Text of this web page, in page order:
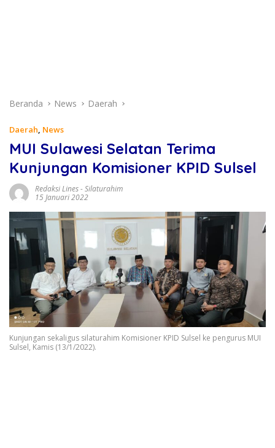
Beranda News Daerah
Daerah, News
MUI Sulawesi Selatan Terima
Kunjungan Komisioner KPID Sulsel
Redaksi Lines-Silaturahim
15 Januari 2022
Kunjungan sekaligus silaturahim Komisioner KPID Sulsel ke pengurus MUI
Sulsel, Kamis (13/1/2022).